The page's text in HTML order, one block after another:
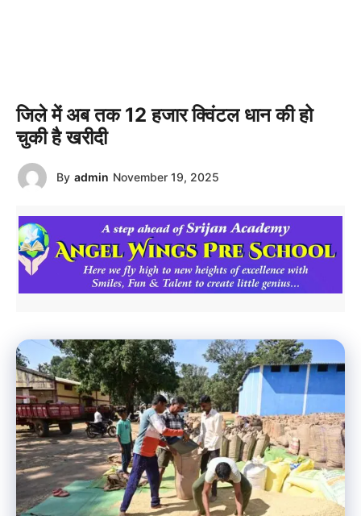
जिले में अब तक 12 हजार क्विंटल धान की हो
चुकी है खरीदी
By admin November 19, 2025